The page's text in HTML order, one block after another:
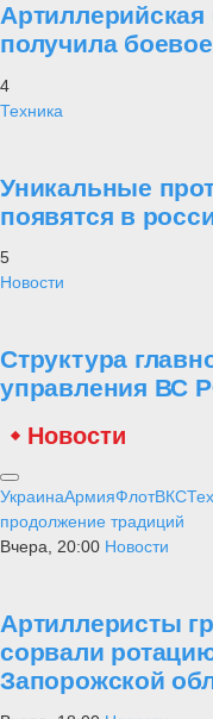
получила
4
Техника
Уникальные
появятся в
5
Новости
Структура
управления ВС
Новости
УкраинаАрмияФлотВКС
продолжение традиций
Вчера, 20:00 Новости
Артиллеристы
сорвали
Запорожской